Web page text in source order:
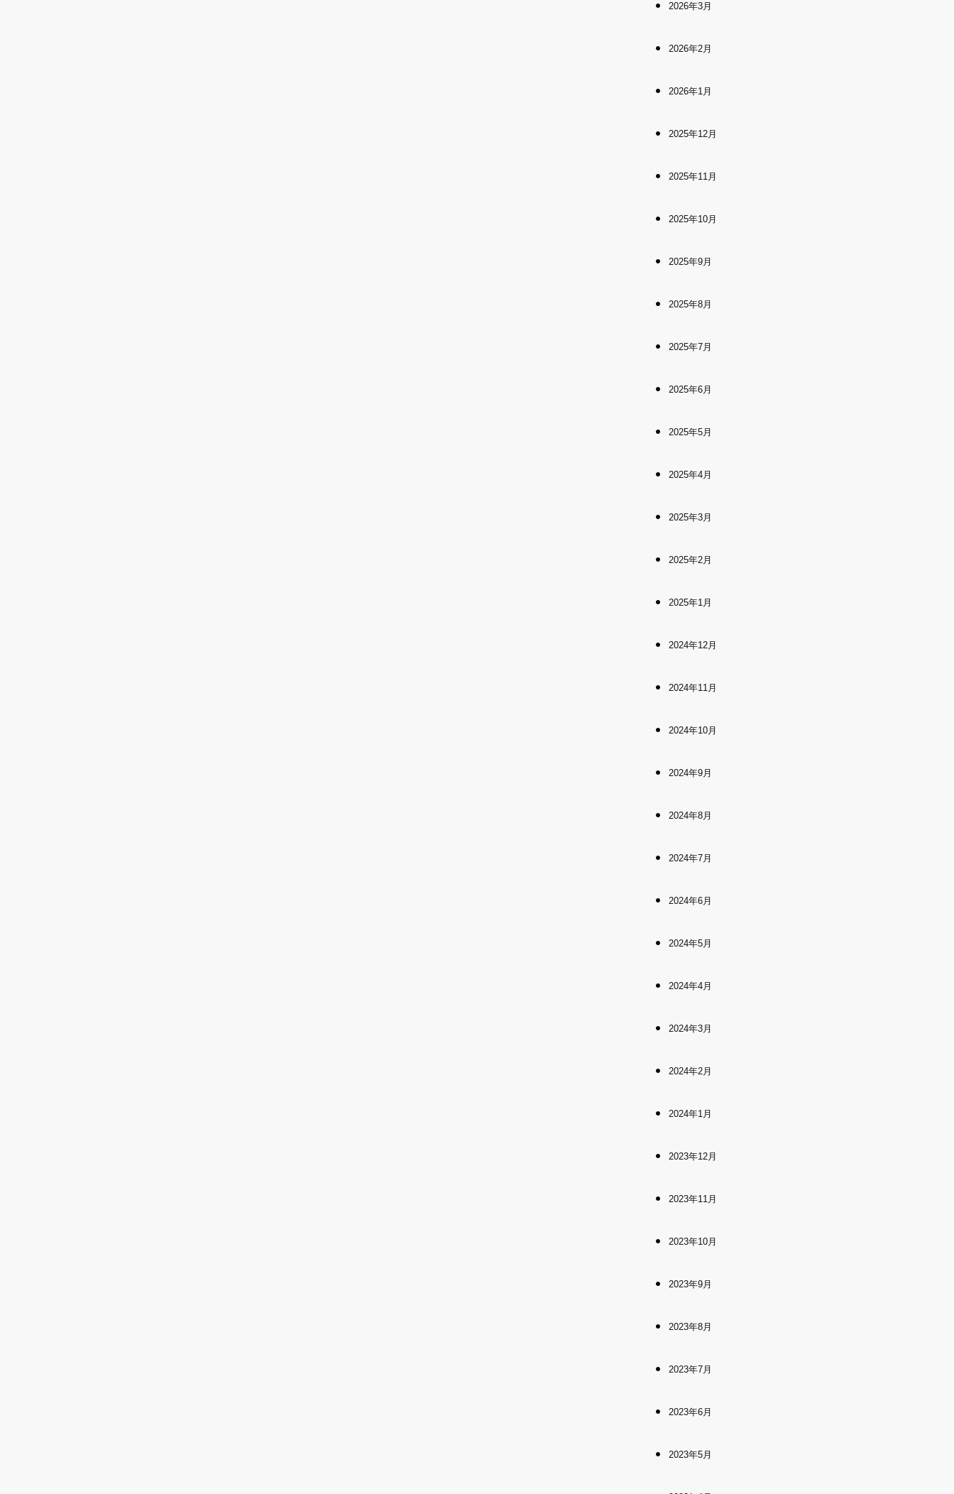
2026年3月
2026年2月
2026年1月
2025年12月
2025年11月
2025年10月
2025年9月
2025年8月
2025年7月
2025年6月
2025年5月
2025年4月
2025年3月
2025年2月
2025年1月
2024年12月
2024年11月
2024年10月
2024年9月
2024年8月
2024年7月
2024年6月
2024年5月
2024年4月
2024年3月
2024年2月
2024年1月
2023年12月
2023年11月
2023年10月
2023年9月
2023年8月
2023年7月
2023年6月
2023年5月